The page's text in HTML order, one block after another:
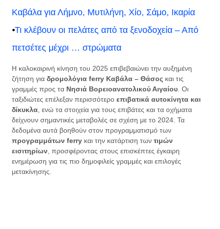
Καβάλα για Λήμνο, Μυτιλήνη, Χίο, Σάμο, Ικαρία
⦁Τι κλέβουν οι πελάτες από τα ξενοδοχεία – Από
πετσέτες μέχρι … στρώματα
Η καλοκαιρινή κίνηση του 2025 επιβεβαιώνει την αυξημένη
ζήτηση για δρομολόγια ferry Καβάλα – Θάσος και τις
γραμμές προς τα Νησιά Βορειοανατολικού Αιγαίου . Οι
ταξιδιώτες επέλεξαν περισσότερο επιβατικά αυτοκίνητα και
δίκυκλα , ενώ τα στοιχεία για τους επιβάτες και τα οχήματα
δείχνουν σημαντικές μεταβολές σε σχέση με το 2024. Τα
δεδομένα αυτά βοηθούν στον προγραμματισμό των
προγραμμάτων ferry και την κατάρτιση των τιμών
εισιτηρίων , προσφέροντας στους επισκέπτες έγκαιρη
ενημέρωση για τις πιο δημοφιλείς γραμμές και επιλογές
μετακίνησης.